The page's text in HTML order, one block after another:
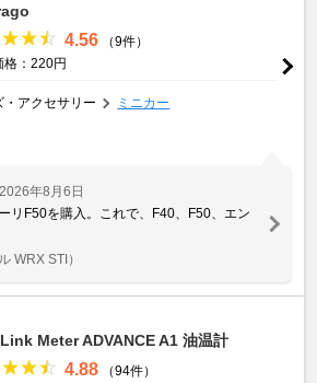
4.56
（9件）
格：220円
・アクセサリー ミニカー
2026年8月6日
リF50を購入。これで、F40、F50、エン
WRX STI）
Meter ADVANCE A1 油温計
4.88
（94件）